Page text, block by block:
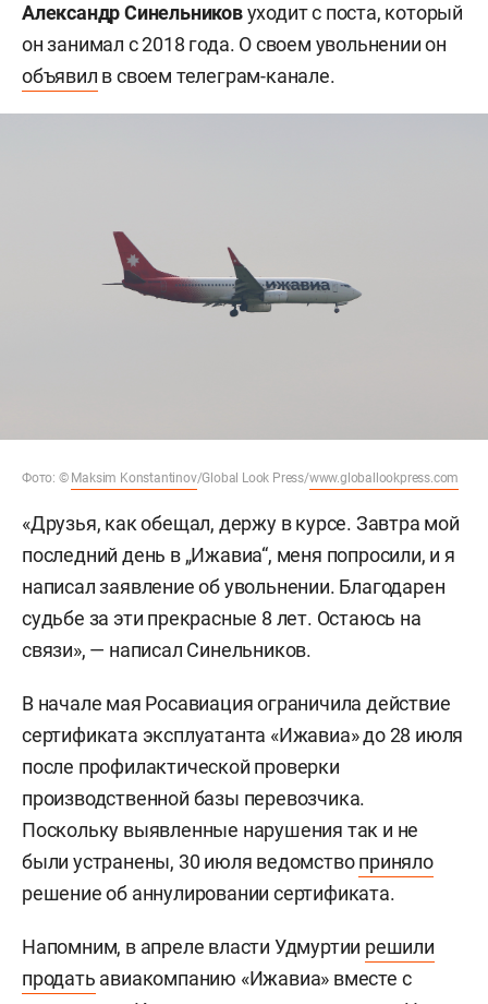
Александр Синельниковуходит с поста, который
он занимал с 2018 года. О своем увольнении он
объявил в своем телеграм-канале.
Фото: © Maksim Konstantinov/Global Look Press/www.globallookpress.com
«Друзья, как обещал, держу в курсе. Завтра мой
последний день в „Ижавиа“, меня попросили, и я
написал заявление об увольнении. Благодарен
судьбе за эти прекрасные 8 лет. Остаюсь на
связи», — написал Синельников.
В начале мая Росавиация ограничила действие
сертификата эксплуатанта «Ижавиа» до 28 июля
после профилактической проверки
производственной базы перевозчика.
Поскольку выявленные нарушения так и не
были устранены, 30 июля ведомствоприняло
решение об аннулировании сертификата.
Напомним, в апреле власти Удмуртии решили
продать авиакомпанию «Ижавиа» вместе с